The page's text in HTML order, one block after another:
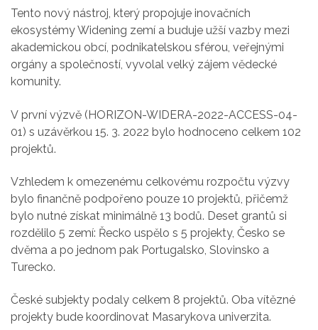
Tento nový nástroj, který propojuje inovačních
ekosystémy Widening zemí a buduje užší vazby mezi
akademickou obcí, podnikatelskou sférou, veřejnými
orgány a společností, vyvolal velký zájem vědecké
komunity.
V první výzvě (HORIZON-WIDERA-2022-ACCESS-04-
01) s uzávěrkou 15. 3. 2022 bylo hodnoceno celkem 102
projektů.
Vzhledem k omezenému celkovému rozpočtu výzvy
bylo finančně podpořeno pouze 10 projektů, přičemž
bylo nutné získat minimálně 13 bodů. Deset grantů si
rozdělilo 5 zemí: Řecko uspělo s 5 projekty, Česko se
dvěma a po jednom pak Portugalsko, Slovinsko a
Turecko.
České subjekty podaly celkem 8 projektů. Oba vítězné
projekty bude koordinovat Masarykova univerzita.